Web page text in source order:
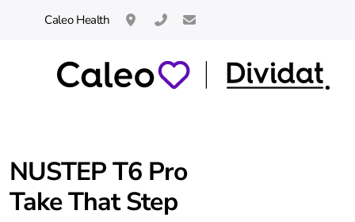
Caleo Health Neuhofstrasse 14 / 8834 Schindellegi /
044 621 60 66
NUSTEP T6 Pro
Take That Step
HUR Kraftgeräte